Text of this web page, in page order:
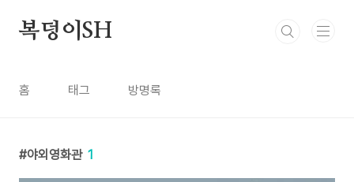
복덩이SH
홈 태그 방명록
야외영화관 1